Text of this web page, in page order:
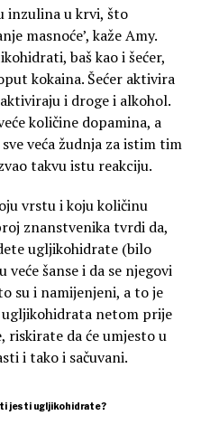
inzulina u krvi, što
masnoće’, kaže Amy.
baš kao i šećer,
kokaina. Šećer aktivira
i droge i alkohol.
količine dopamina, a
veća žudnja za istim tim
takvu istu reakciju.
vrstu i koju količinu
znanstvenika tvrdi da,
ugljikohidrate (bilo
šanse i da se njegovi
su i namijenjeni, a to je
ugljikohidrata netom prije
riskirate da će umjesto u
i tako i sačuvani.
jesti ugljikohidrate?